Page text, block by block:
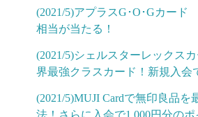
(2021/5)アプラスG･O･Gカード
相当が当たる！
(2021/5)シェルスターレックス
界最強クラスカード！新規入会
(2021/5)MUJI Cardで無印良品を
法！さらに入会で1,000円分のポ